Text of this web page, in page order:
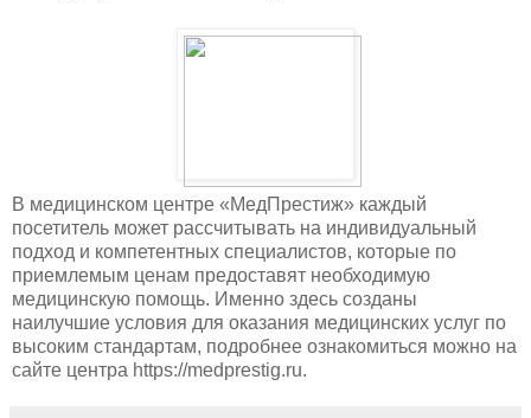
В медицинском центре «МедПрестиж» каждый
посетитель может рассчитывать на индивидуальный
подход и компетентных специалистов, которые по
приемлемым ценам предоставят необходимую
медицинскую помощь. Именно здесь созданы
наилучшие условия для оказания медицинских услуг по
высоким стандартам, подробнее ознакомиться можно на
сайте центра https://medprestig.ru.